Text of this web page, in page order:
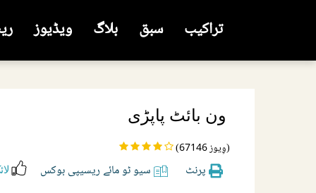
تراکیب سبق بلاگ ویڈیوز
ون بائٹ پاپڑی
(67146 وِیوز)
پرنٹ سیو ٹو مائے ریسیپی بوکس